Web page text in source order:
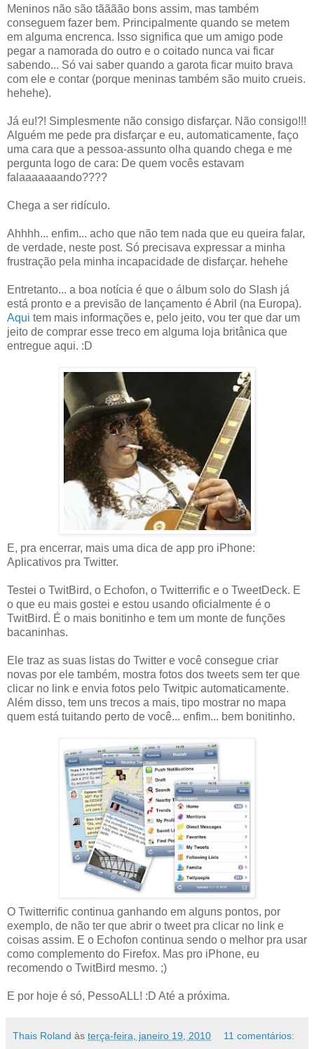
Meninos não são tãããão bons assim, mas também
conseguem fazer bem. Principalmente quando se metem
em alguma encrenca. Isso significa que um amigo pode
pegar a namorada do outro e o coitado nunca vai ficar
sabendo... Só vai saber quando a garota ficar muito brava
com ele e contar (porque meninas também são muito crueis.
hehehe).
Já eu!?! Simplesmente não consigo disfarçar. Não consigo!!!
Alguém me pede pra disfarçar e eu, automaticamente, faço
uma cara que a pessoa-assunto olha quando chega e me
pergunta logo de cara: De quem vocês estavam
falaaaaaaando????
Chega a ser ridículo.
Ahhhh... enfim... acho que não tem nada que eu queira falar,
de verdade, neste post. Só precisava expressar a minha
frustração pela minha incapacidade de disfarçar. hehehe
Entretanto... a boa notícia é que o álbum solo do Slash já
está pronto e a previsão de lançamento é Abril (na Europa).
Aqui tem mais informações e, pelo jeito, vou ter que dar um
jeito de comprar esse treco em alguma loja britânica que
entregue aqui. :D
E, pra encerrar, mais uma dica de app pro iPhone:
Aplicativos pra Twitter.
Testei o TwitBird, o Echofon, o Twitterrific e o TweetDeck. E
o que eu mais gostei e estou usando oficialmente é o
TwitBird. É o mais bonitinho e tem um monte de funções
bacaninhas.
Ele traz as suas listas do Twitter e você consegue criar
novas por ele também, mostra fotos dos tweets sem ter que
clicar no link e envia fotos pelo Twitpic automaticamente.
Além disso, tem uns trecos a mais, tipo mostrar no mapa
quem está tuitando perto de você... enfim... bem bonitinho.
O Twitterrific continua ganhando em alguns pontos, por
exemplo, de não ter que abrir o tweet pra clicar no link e
coisas assim. E o Echofon continua sendo o melhor pra usar
como complemento do Firefox. Mas pro iPhone, eu
recomendo o TwitBird mesmo. ;)
E por hoje é só, PessoALL! :D Até a próxima.
Thais Roland às terça-feira, janeiro 19, 2010 11 comentários: